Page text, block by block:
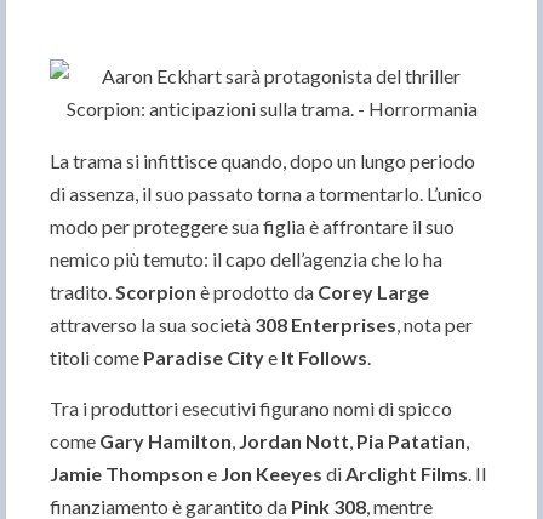
La trama si infittisce quando, dopo un lungo periodo
di assenza, il suo passato torna a tormentarlo. L’unico
modo per proteggere sua figlia è affrontare il suo
nemico più temuto: il capo dell’agenzia che lo ha
tradito.Scorpion è prodotto da Corey Large
attraverso la sua società 308 Enterprises, nota per
titoli come Paradise Citye It Follows.
Tra i produttori esecutivi figurano nomi di spicco
come Gary Hamilton, Jordan Nott, Pia Patatian,
Jamie Thompson e Jon Keeyes diArclight Films. Il
finanziamento è garantito da Pink 308, mentre